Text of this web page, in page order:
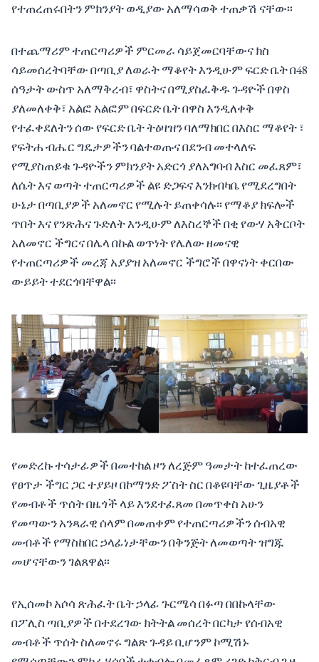
የተጠረጠሩበትን ምክንያት ወዲያው አለማሳወቅ ተጠቃሽ ናቸው፡፡
በተጨማሪም ተጠርጣሪዎች ምርመራ ሳይጀመርባቸውና ክስ
ሳይመሰረትባቸው በጣቢያ ለወራት ማቆየት እንዲሁም ፍርድ ቤት በ48
ሰዓታት ውስጥ አለማቅረብ፣ ዋስትና በሚያስፈቅዱ ጉዳዮች በዋስ
ያለመለቀቅ፣ አልፎ አልፎም በፍርድ ቤት በዋስ እንዲለቀቅ
የተፈቀደለትን ሰው የፍርድ ቤት ትዕዛዝን ባለማክበር በእስር ማቆየት ፣
የፍትሐ ብሔር ግዴታዎችን ባልተወጡና በደንብ መተላለፍ
የሚያስጠይቁ ጉዳዮችን ምክንያት አድርጎ ያለአግባብ እስር መፈጸም፣
ለሴት እና ወጣት ተጠርጣሪዎች ልዩ ድጋፍና እንክብካቤ የሚደረግበት
ሁኔታ በጣቢያዎች አለመኖር የሚሉት ይጠቀሳሉ፡፡ የማቆያ ክፍሎች
ጥበት እና የንጽሕና ጉድለት እንዲሁም ለእስረኞች በቂ የውሃ አቅርቦት
አለመኖር ችግርና በሌላ በኩል ወጥነት የሌለው ዘመናዊ
የተጠርጣሪዎች መረጃ አያያዝ አለመኖር ችግሮች በዋናነት ቀርበው
ውይይት ተደርጎባቸዋል፡፡
የመድረኩ ተሳታፊዎች በመተከል ዞን ለረጅም ዓመታት ከተፈጠረው
የፀጥታ ችግር ጋር ተያይዞ በኮማንድ ፖስት ስር በቆዩባቸው ጊዜያቶች
የመብቶች ጥሰት በዜጎች ላይ እንደተፈጸመ በመጥቀስ አሁን
የመጣውን አንጻራዊ ሰላም በመጠቀም የተጠርጣሪዎችን ሰብአዊ
መብቶች የማስከበር ኃላፊነታቸውን በቅንጅት ለመወጣት ዝግጁ
መሆናቸውን ገልጸዋል፡፡
የኢሰመኮ አሶሳ ጽሕፈት ቤት ኃላፊ ጉርሜሳ በፉጣ በበኩላቸው
በፖሊስ ጣቢያዎች በተደረገው ክትትል መሰረት በርካታ የሰብአዊ
መብቶች ጥሰት ስለመኖሩ ግልጽ ጉዳይ ቢሆንም ኮሚሽኑ